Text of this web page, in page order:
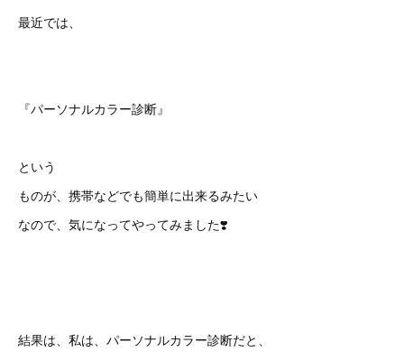
最近では、
『パーソナルカラー診断』
という
ものが、携帯などでも簡単に出来るみたい
なので、気になってやってみました❣️
結果は、私は、パーソナルカラー診断だと、